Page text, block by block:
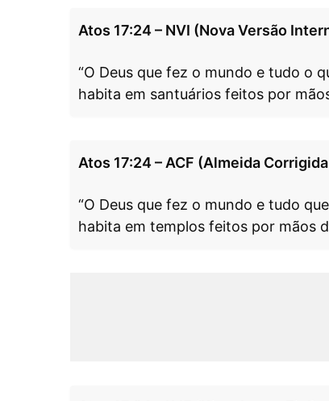
Atos 17:24 – NVI (Nova Versão
“O Deus que fez o mundo e tudo o
habita em santuários feitos por
Atos 17:24 – ACF (Almeida
“O Deus que fez o mundo e tudo
habita em templos feitos por mãos